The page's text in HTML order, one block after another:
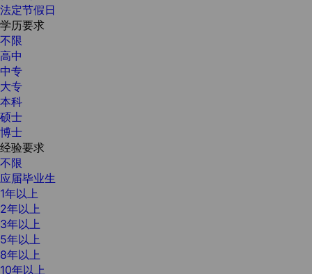
法定节假日
学历要求
不限
高中
中专
大专
本科
硕士
博士
经验要求
不限
应届毕业生
1年以上
2年以上
3年以上
5年以上
8年以上
10年以上